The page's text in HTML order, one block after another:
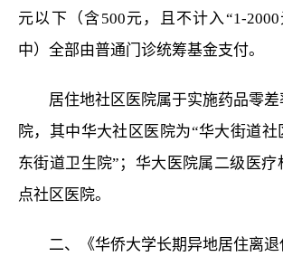
元以下（含500元，且不计入“1-
中）全部由普通门诊统筹基金支付。
居住地社区医院属于实施药品零
院，其中华大社区医院为“华大街道社
东街道卫生院”；华大医院属二级医疗
点社区医院。
二、《华侨大学长期异地居住离